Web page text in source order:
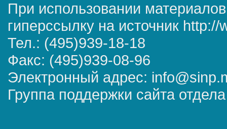
При использовании
гиперссылку на источник
Тел.: (495)939-18-18
Факс: (495)939-08-96
Электронный адрес:
Группа поддержки сайта